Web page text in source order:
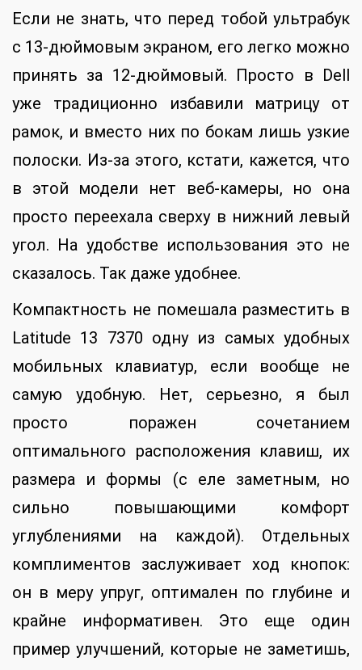
Если не знать, что перед тобой ультрабук
с 13-дюймовым экраном, его легко можно
принять за 12-дюймовый. Просто в Dell
уже традиционно избавили матрицу от
рамок, и вместо них по бокам лишь узкие
полоски. Из-за этого, кстати, кажется, что
в этой модели нет веб-камеры, но она
просто переехала сверху в нижний левый
угол. На удобстве использования это не
сказалось. Так даже удобнее.
Компактность не помешала разместить в
Latitude 13 7370 одну из самых удобных
мобильных клавиатур, если вообще не
самую удобную. Нет, серьезно, я был
просто поражен сочетанием
оптимального расположения клавиш, их
размера и формы (с еле заметным, но
сильно повышающими комфорт
углублениями на каждой). Отдельных
комплиментов заслуживает ход кнопок:
он в меру упруг, оптимален по глубине и
крайне информативен. Это еще один
пример улучшений, которые не заметишь,